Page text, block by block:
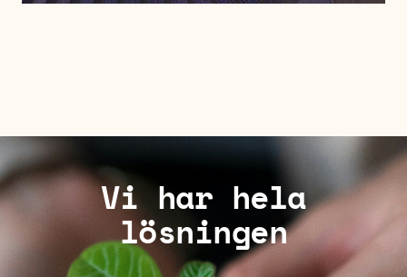
Vi har hela
lösningen